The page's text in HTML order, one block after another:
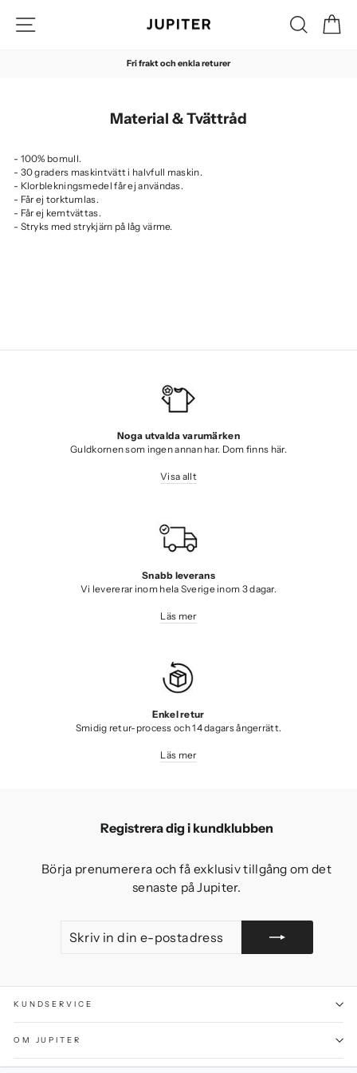
innehåll
Sök
Fri frakt och enkla returer
Material & Tvättråd
- 100% bomull.
- 30 graders maskintvätt i halvfull maskin.
- Klorblekningsmedel får ej användas.
- Får ej torktumlas.
- Får ej kemtvättas.
- Stryks med strykjärn på låg värme.
Noga utvalda varumärken
Guldkornen som ingen annan har. Dom finns här.
Visa allt
Snabb leverans
Vi levererar inom hela Sverige inom 3 dagar.
Läs mer
Enkel retur
Smidig retur-process och 14 dagars ångerrätt.
Läs mer
Registrera dig i kundklubben
Börja prenumerera och få exklusiv tillgång om det
senaste på Jupiter.
IN
MED
KUNDSERVICE
OM JUPITER